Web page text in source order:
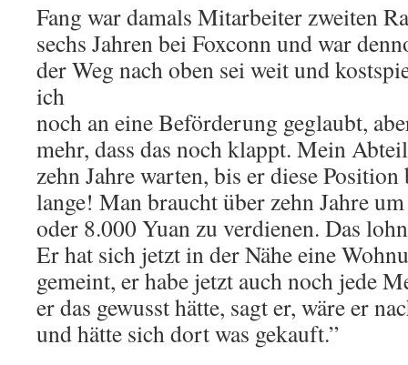
Fang war damals Mitarbeiter zweiten
sechs Jahren bei Foxconn und war
der Weg nach oben sei weit und
ich
noch an eine Beförderung geglaubt,
mehr, dass das noch klappt. Mein
zehn Jahre warten, bis er diese
lange! Man braucht über zehn Jahre
oder 8.000 Yuan zu verdienen. Das
Er hat sich jetzt in der Nähe eine
gemeint, er habe jetzt auch noch jede
er das gewusst hätte, sagt er, wäre er
und hätte sich dort was gekauft.”